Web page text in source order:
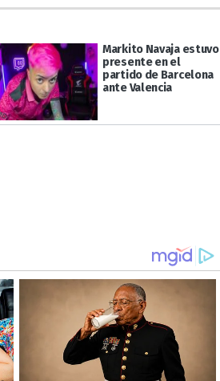
Markito Navaja estuvo
presente en el
partido de Barcelona
ante Valencia